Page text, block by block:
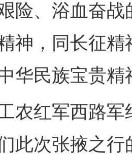
险、浴血奋
神，同长征
华民族宝贵精
红军西路军
此次张掖之